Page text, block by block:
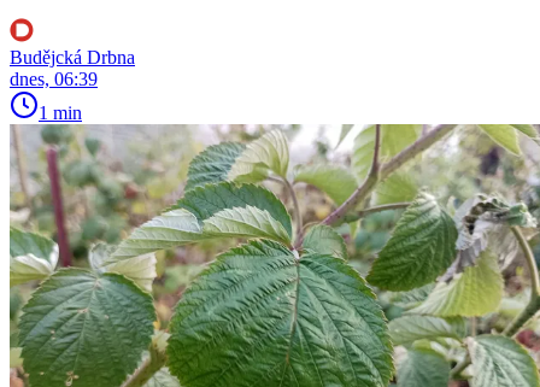
Budějcká Drbna
dnes, 06:39
1 min